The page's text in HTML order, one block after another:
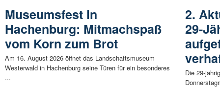
Museumsfest in
Hachenburg: Mitmachspaß
vom Korn zum Brot
Am 16. August 2026 öffnet das Landschaftsmuseum
Westerwald in Hachenburg seine Türen für ein besonderes
...
2.
29-
Die 29-